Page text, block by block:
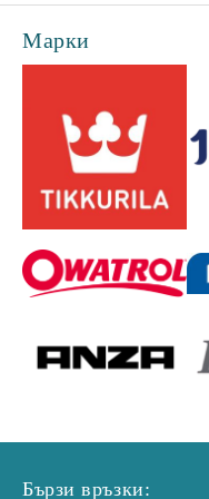
Марки
Бързи връзки: